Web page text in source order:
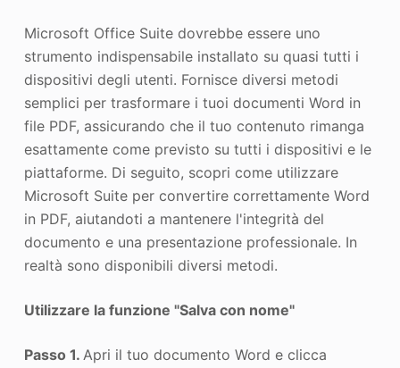
Microsoft Office Suite dovrebbe essere uno
strumento indispensabile installato su quasi tutti i
dispositivi degli utenti. Fornisce diversi metodi
semplici per trasformare i tuoi documenti Word in
file PDF, assicurando che il tuo contenuto rimanga
esattamente come previsto su tutti i dispositivi e le
piattaforme. Di seguito, scopri come utilizzare
Microsoft Suite per convertire correttamente Word
in PDF, aiutandoti a mantenere l'integrità del
documento e una presentazione professionale. In
realtà sono disponibili diversi metodi.
Utilizzare la funzione "Salva con nome"
Passo 1. Apri il tuo documento Word e clicca